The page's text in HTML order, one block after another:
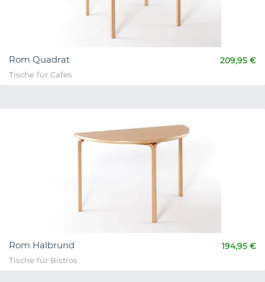
Rom Quadrat 209,95 €
Tische für Cafes
Rom Halbrund 194,95 €
Tische für Bistros